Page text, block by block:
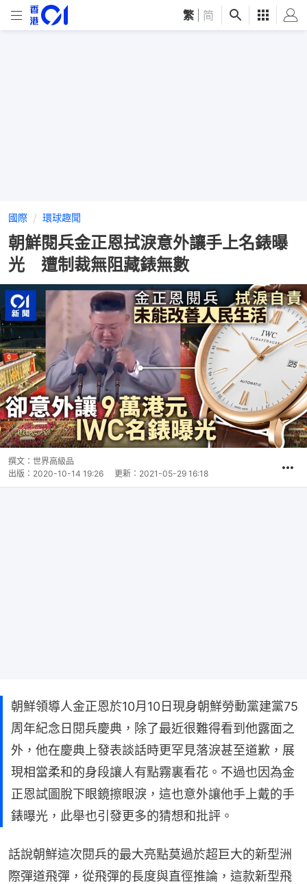
繁 简
國際 環球趣聞
朝鮮閱兵金正恩拭淚意外讓手上名錶曝
光 遭制裁無阻藏錶無數
撰文： 世界高級品
出版： 2020-10-14 19:26 更新： 2021-05-29 16:18
朝鮮領導人金正恩於10月10日現身朝鮮勞動黨建黨75
周年紀念日閱兵慶典，除了最近很難得看到他露面之
外，他在慶典上發表談話時更罕見落淚甚至道歉，展
現相當柔和的身段讓人有點霧裏看花。不過也因為金
正恩試圖脫下眼鏡擦眼淚，這也意外讓他手上戴的手
錶曝光，此舉也引發更多的猜想和批評。
話說朝鮮這次閱兵的最大亮點莫過於超巨大的新型洲
際彈道飛彈，從飛彈的長度與直徑推論，這款新型飛